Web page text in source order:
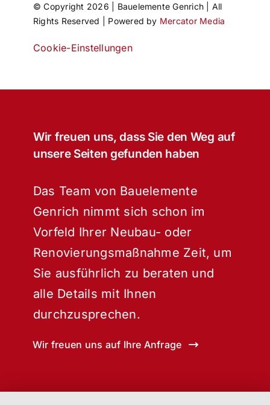
© Copyright 2026 | Bauelemente Genrich | All
Rights Reserved | Powered by Mercator Media
Cookie-Einstellungen
Wir freuen uns, dass Sie den Weg auf
unsere Seiten gefunden haben
Das Team von Bauelemente
Genrich nimmt sich schon im
Vorfeld Ihrer Neubau- oder
Renovierungsmaßnahme Zeit, um
Sie ausführlich zu beraten und
alle Details mit Ihnen
durchzusprechen.
Wir freuen uns auf Ihre Anfrage